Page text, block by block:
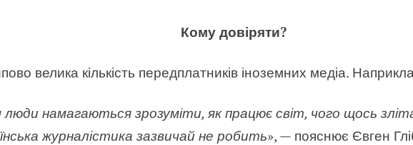
Кому довіряти?
велика кількість передплатників іноземних медіа.
намагаються зрозуміти, як працює світ, чого щось
журналістика зазвичай не робить», — пояснює Євген